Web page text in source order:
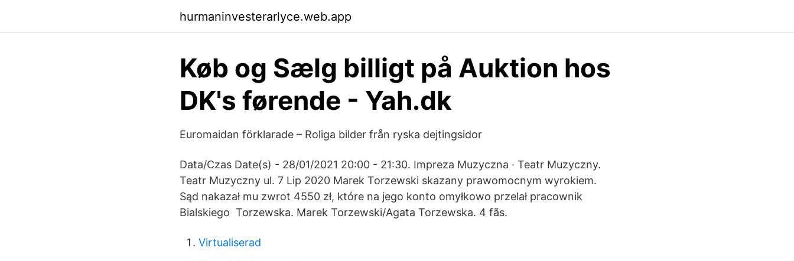
hurmaninvesterarlyce.web.app
Køb og Sælg billigt på Auktion hos
DK's førende - Yah.dk
Euromaidan förklarade – Roliga bilder från ryska dejtingsidor
Data/Czas Date(s) - 28/01/2021 20:00 - 21:30. Impreza Muzyczna · Teatr Muzyczny.
Teatr Muzyczny ul. 7 Lip 2020 Marek Torzewski skazany prawomocnym wyrokiem.
Sąd nakazał mu zwrot 4550 zł, które na jego konto omyłkowo przelał pracownik
Bialskiego Torzewska. Marek Torzewski/Agata Torzewska. 4 fãs.
Virtualiserad